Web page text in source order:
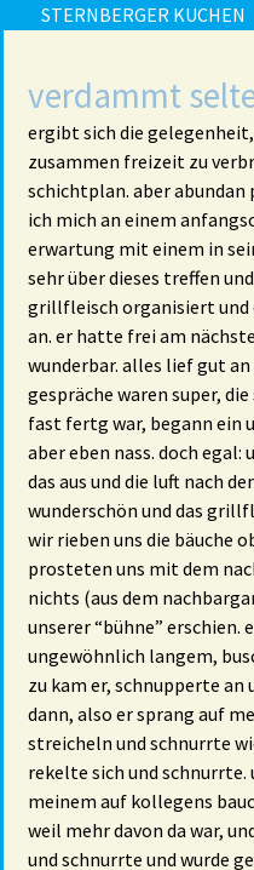
STERNBERGER KUCHEN
verdammt
ergibt sich die
zusammen freizeit zu
schichtplan. aber abundan
ich mich an einem
erwartung mit einem in
sehr über dieses treffen
grillfleisch organisiert und
an. er hatte frei am
wunderbar. alles lief gut
gespräche waren super,
fast fertg war, begann ein
aber eben nass. doch
das aus und die luft nach
wunderschön und das
wir rieben uns die bäuche
prosteten uns mit dem
nichts (aus dem
unserer “bühne”
ungewöhnlich langem,
zu kam er, schnupperte an
dann, also er sprang auf
streicheln und schnurrte
rekelte sich und schnurrte.
meinem auf kollegens
weil mehr davon da war,
und schnurrte und wurde